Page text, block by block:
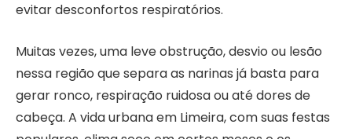
evitar desconfortos respiratórios.
Muitas vezes, uma leve obstrução, desvio ou lesão
nessa região que separa as narinas já basta para
gerar ronco, respiração ruidosa ou até dores de
cabeça. A vida urbana em Limeira, com suas festas